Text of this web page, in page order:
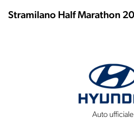
Stramilano Half Marathon
Auto ufficiale